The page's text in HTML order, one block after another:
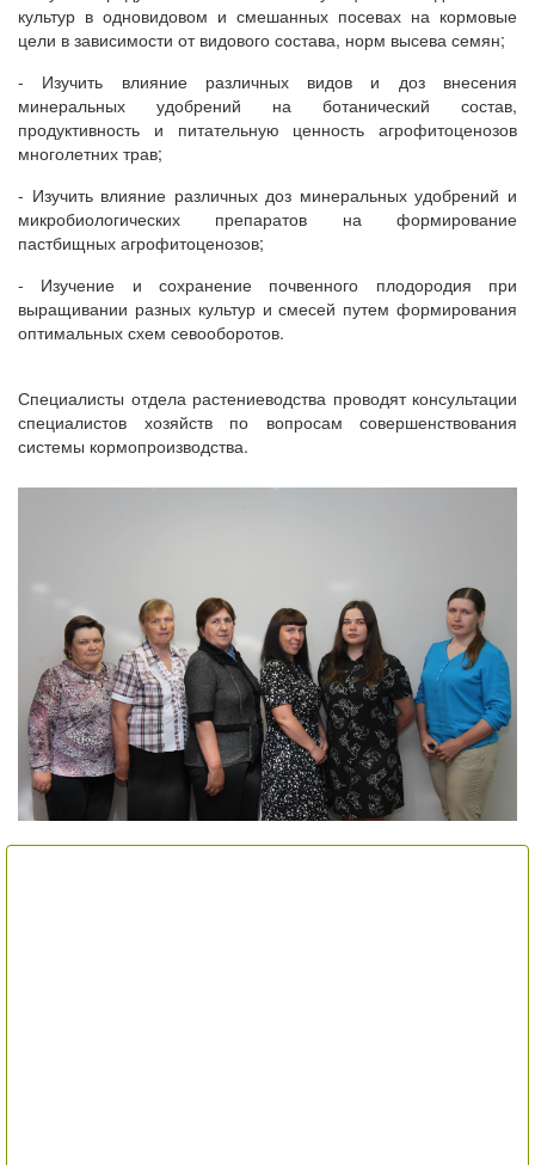
культур в одновидовом и смешанных посевах на кормовые
цели в зависимости от видового состава, норм высева семян;
- Изучить влияние различных видов и доз внесения
минеральных удобрений на ботанический состав,
продуктивность и питательную ценность агрофитоценозов
многолетних трав;
- Изучитьвлияние различных доз минеральных удобрений и
микробиологических препаратов на формирование
пастбищных агрофитоценозов;
- Изучение и сохранение почвенного плодородия при
выращивании разных культур и смесей путем формирования
оптимальных схем севооборотов.
Специалисты отдела растениеводства проводят консультации
специалистов хозяйств по вопросам совершенствования
системы кормопроизводства.